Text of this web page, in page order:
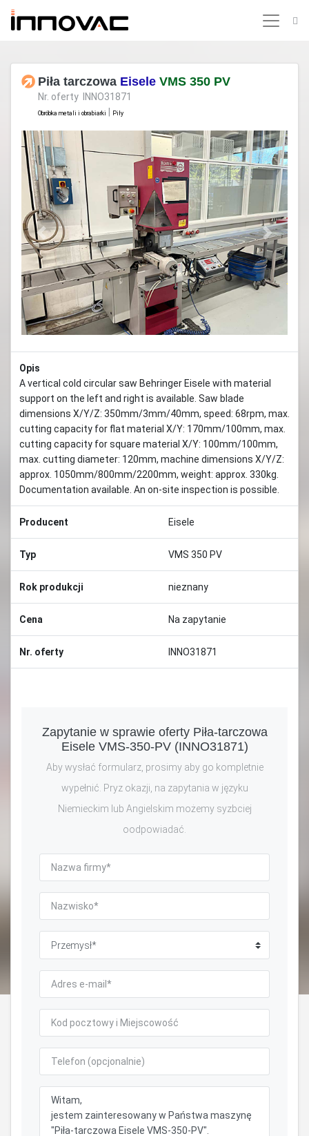
Piła tarczowa Eisele VMS 350 PV
Nr. oferty INNO31871
Obróbka metali i obrabiarki Piły
Previous Next
Opis
A vertical cold circular saw Behringer Eisele with material
support on the left and right is available. Saw blade
dimensions X/Y/Z: 350mm/3mm/40mm, speed: 68rpm, max.
cutting capacity for flat material X/Y: 170mm/100mm, max.
cutting capacity for square material X/Y: 100mm/100mm,
max. cutting diameter: 120mm, machine dimensions X/Y/Z:
approx. 1050mm/800mm/2200mm, weight: approx. 330kg.
Documentation available. An on-site inspection is possible.
Producent Eisele
Typ VMS 350 PV
Rok produkcji nieznany
Cena Na zapytanie
Nr. oferty INNO31871
Zapytanie w sprawie oferty Piła-tarczowa
Eisele VMS-350-PV (INNO31871)
Aby wysłać formularz, prosimy aby go kompletnie
wypełnić. Pryz okazji, na zapytania w języku
Niemieckim lub Angielskim możemy syzbciej
oodpowiadać.